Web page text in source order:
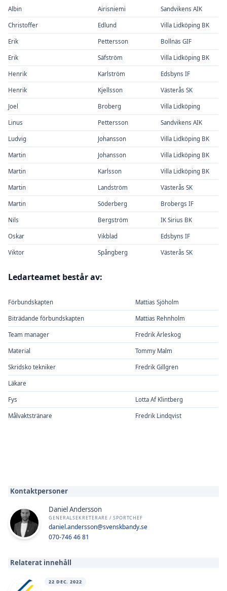
Albin Airisniemi Sandvikens AIK
Christoffer Edlund Villa Lidköping BK
Erik Pettersson Bollnäs GIF
Erik Säfström Villa Lidköping BK
Henrik Karlström Edsbyns IF
Henrik Kjellsson Västerås SK
Joel Broberg Villa Lidköping
Linus Pettersson Sandvikens AIK
Ludvig Johansson Villa Lidköping BK
Martin Johansson Villa Lidköping BK
Martin Karlsson Villa Lidköping BK
Martin Landström Västerås SK
Martin Söderberg Brobergs IF
Nils Bergström IK Sirius BK
Oskar Vikblad Edsbyns IF
Viktor Spångberg Västerås SK
Ledarteamet består av:
Förbundskapten Mattias Sjöholm
Biträdande förbundskapten Mattias Rehnholm
Team manager Fredrik Ärleskog
Material Tommy Malm
Skridsko tekniker Fredrik Gillgren
Läkare
Fys Lotta Af Klintberg
Målvaktstränare Fredrik Lindqvist
Kontaktpersoner
Daniel Andersson
GENERALSEKRETERARE / SPORTCHEF
daniel.andersson@svenskbandy.se
070-746 46 81
Relaterat innehåll
22 DEC. 2022